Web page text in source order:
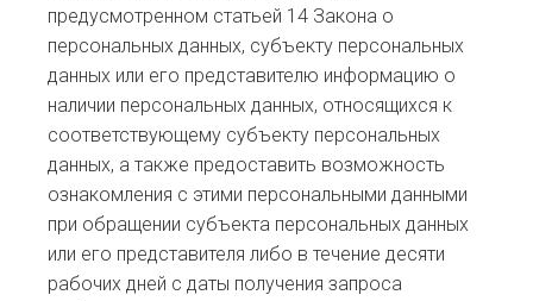
предусмотренном статьей 14 Закона о
персональных данных, субъекту персональных
данных или его представителю информацию о
наличии персональных данных, относящихся к
соответствующему субъекту персональных
данных, а также предоставить возможность
ознакомления с этими персональными данными
при обращении субъекта персональных данных
или его представителя либо в течение десяти
рабочих дней с даты получения запроса